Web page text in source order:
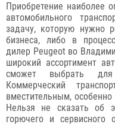
Приобретение наиболее
автомобильного
задачу, которую нужно
бизнеса, либо в
дилер Peugeot во
широкий ассортимент
сможет выбрать
Коммерческий
вместительным,
Нельзя не сказать об
горючего и